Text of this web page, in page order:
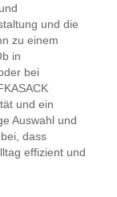
und die
zu einem
in
bei
und ein
Auswahl und
dass
effizient und